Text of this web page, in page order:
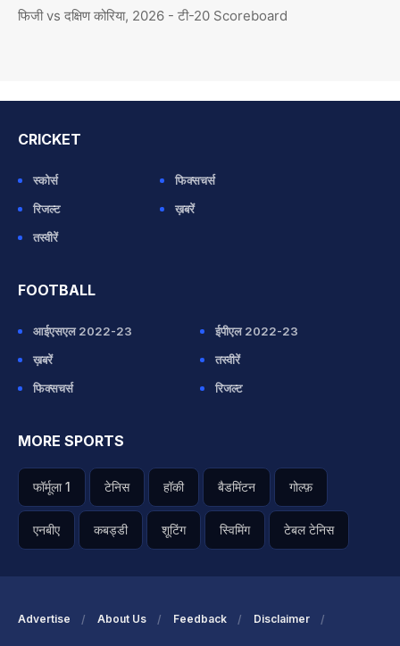
फिजी vs दक्षिण कोरिया, 2026 - टी-20 Scoreboard
CRICKET
स्कोर्स
फिक्सचर्स
रिजल्ट
ख़बरें
तस्वीरें
FOOTBALL
आईएसएल 2022-23
ईपीएल 2022-23
ख़बरें
तस्वीरें
फिक्सचर्स
रिजल्ट
MORE SPORTS
फॉर्मूला 1 टेनिस हॉकी बैडमिंटन गोल्फ़
एनबीए कबड्डी शूटिंग स्विमिंग टेबल टेनिस
Advertise About Us Feedback Disclaimer